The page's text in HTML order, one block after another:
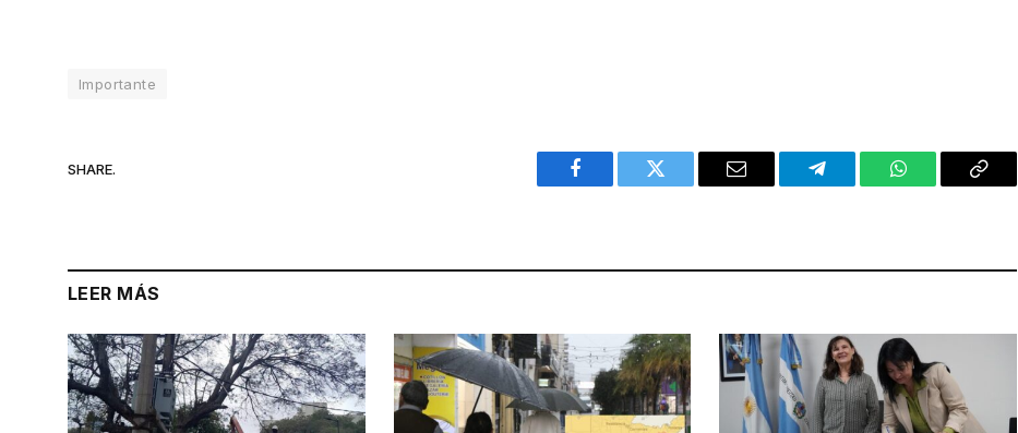
Importante
SHARE.
Facebook Twitter Email Telegram WhatsAppCopy
LEER MÁS